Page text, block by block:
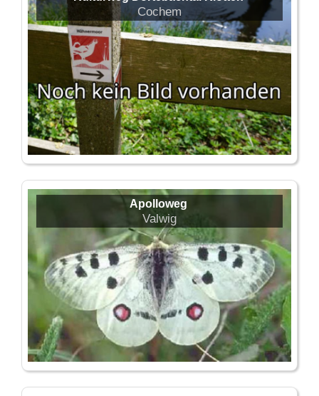
Cochem
Apolloweg
Valwig